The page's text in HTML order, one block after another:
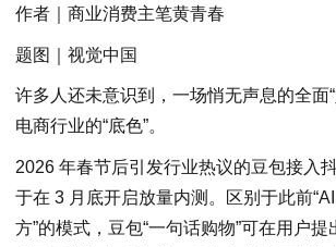
作者｜商业消费主笔黄青春
题图｜视觉中国
许多人还未意识到，一场悄无声息的全面
电商行业的“底色”。
2026 年春节后引发行业热议的豆包接入
于在 3 月底开启放量内测。区别于此前
方”的模式，豆包“一句话购物”可在用户